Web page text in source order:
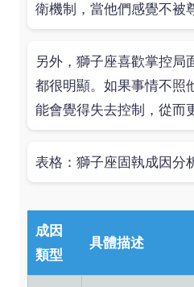
衛機制，當他們感覺不被
另外，獅子座喜歡掌控局
都很明顯。如果事情不照
能會覺得失去控制，從而
表格：獅子座固執成因分
成因
類型
具體描述